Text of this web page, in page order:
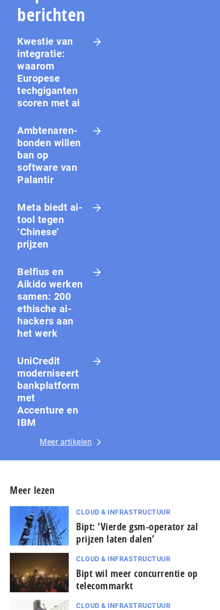
berichten
Kwestie van
integratie:
waarom
Europese
techgiganten
scoren met ai
Amb­te­na­ren­
bon­den willen
ban op
software van
Palantir
Meta biedt ai-
tool tegen
‘Chinese’
prijzen
Belfius en
Aikido werken
samen: 200
ethische ai-
hackers aan
het werk
UniCredit
moderniseert
bankplatform
met
Accenture en
IBM
Meer artikelen
Meer lezen
CLOUD & INFRASTRUCTUUR
Bipt: ‘Vierde gsm-operator zal
prijzen laten dalen’
CLOUD & INFRASTRUCTUUR
Bipt wil meer concurrentie op
telecommarkt
CLOUD & INFRASTRUCTUUR